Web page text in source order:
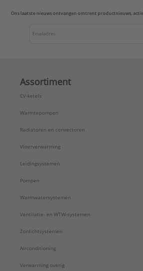
Type:
A561-4SAT2WW
Serie:
AS/A range
Ons laatste nieuws ontvangen omtrent productnieuws,
Assortiment
CV-ketels
Warmtepompen
Radiatoren en convectoren
Vloerverwarming
Leidingsystemen
Pompen
Warmwatersystemen
Ventilatie- en WTW-systemen
Zonlichtsystemen
Airconditioning
Verwarming overig